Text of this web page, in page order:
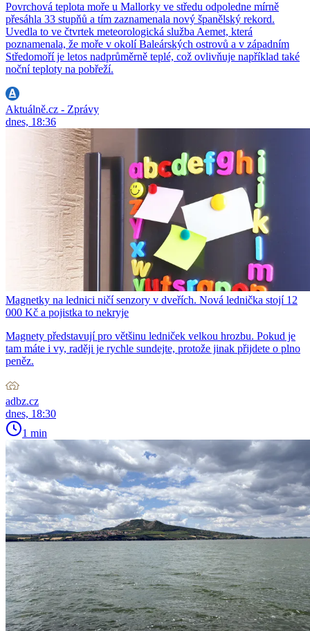
Povrchová teplota moře u Mallorky ve středu odpoledne mírně
přesáhla 33 stupňů a tím zaznamenala nový španělský rekord.
Uvedla to ve čtvrtek meteorologická služba Aemet, která
poznamenala, že moře v okolí Baleárských ostrovů a v západním
Středomoří je letos nadprůměrně teplé, což ovlivňuje například také
noční teploty na pobřeží.
Aktuálně.cz - Zprávy
dnes, 18:36
Magnetky na lednici ničí senzory v dveřích. Nová lednička stojí 12
000 Kč a pojistka to nekryje
Magnety představují pro většinu ledniček velkou hrozbu. Pokud je
tam máte i vy, raději je rychle sundejte, protože jinak přijdete o plno
peněz.
adbz.cz
dnes, 18:30
1 min